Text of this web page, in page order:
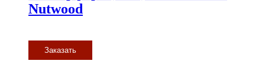
Nutwood
Заказать